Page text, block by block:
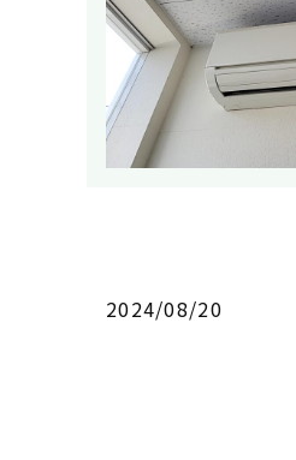
2024/08/20